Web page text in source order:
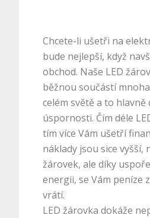
Chcete-li ušetři na
bude nejlepší, když
obchod. Naše LED
běžnou součástí
celém světě a to hlavně
úspornosti. Čím déle
tím více Vám ušetří
náklady jsou sice vyšší,
žárovek, ale díky
energii, se Vám peníze
vrátí.
LED žárovka dokáže